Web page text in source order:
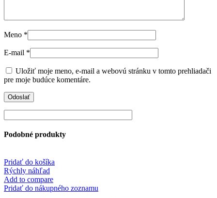
Meno *
E-mail *
Uložiť moje meno, e-mail a webovú stránku v tomto prehliadači
pre moje budúce komentáre.
Podobné produkty
Pridať do košíka
Rýchly náhľad
Add to compare
Pridať do nákupného zoznamu